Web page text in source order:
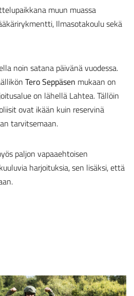
muun muassa
Ilmasotakoulu sekä
noin satana päivänä vuodessa.
Tero Seppäsen mukaan on
on lähellä Lahtea. Tällöin
ovat ikään kuin reservinä
tarvitsemaan.
paljon vapaaehtoisen
harjoituksia, sen lisäksi, että